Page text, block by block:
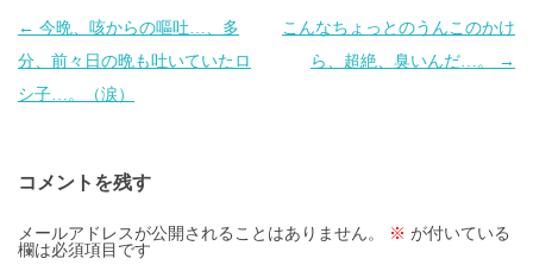
投
稿
ナ
ー
シ
ョ
← 今晩、咳からの嘔吐…、多
分、前々日の晩も吐いていたロ
シ子…。（涙）
こんなちょっとのうんこのかけ
ら、超絶、臭いんだ…。
→
コメントを残す
メールアドレスが公開されることはありません。 ※ が付いている
欄は必須項目です